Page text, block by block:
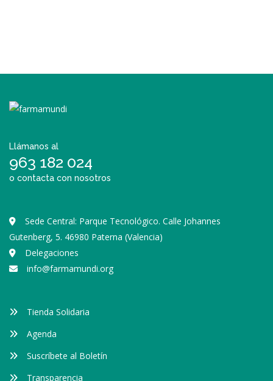
Llámanos al
963 182 024
o contacta con nosotros
Sede Central: Parque Tecnológico. Calle Johannes
Gutenberg, 5. 46980 Paterna (Valencia)
Delegaciones
info@farmamundi.org
Tienda Solidaria
Agenda
Suscríbete al Boletín
Transparencia